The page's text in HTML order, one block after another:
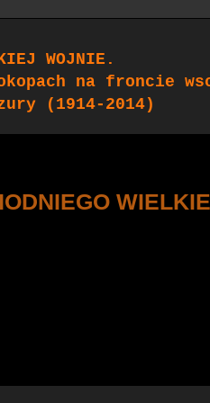
WOJNIE.
na froncie
(1914-2014)